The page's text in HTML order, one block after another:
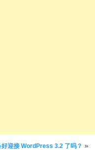
好迎接 WordPress 3.2 了吗？ »